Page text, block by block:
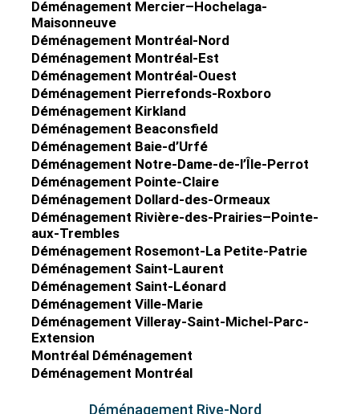
Déménagement Mercier–Hochelaga-
Maisonneuve
Déménagement Montréal-Nord
Déménagement Montréal-Est
Déménagement Montréal-Ouest
Déménagement Pierrefonds-Roxboro
Déménagement Kirkland
Déménagement Beaconsfield
Déménagement Baie-d’Urfé
Déménagement Notre-Dame-de-l’Île-Perrot
Déménagement Pointe-Claire
Déménagement Dollard-des-Ormeaux
Déménagement Rivière-des-Prairies–Pointe-
aux-Trembles
Déménagement Rosemont-La Petite-Patrie
Déménagement Saint-Laurent
Déménagement Saint-Léonard
Déménagement Ville-Marie
Déménagement Villeray-Saint-Michel-Parc-
Extension
Montréal Déménagement
Déménagement Montréal
Déménagement Rive-Nord